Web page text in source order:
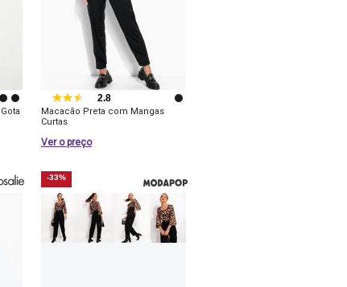
2.8
Macacão Preta com Mangas
Curtas
Ver o preço
-33%